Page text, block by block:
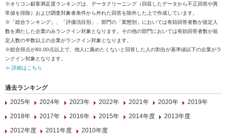
※オリコン顧客満足度ランキングは、データクリーニング（回収したデータから不正回答や異
常値を排除）および調査対象者条件から外れた回答を除外した上で作成しています。
※「総合ランキング」、「評価項目別」、部門の「業態別」においては有効回答者数が規定人
数を満たした企業のみランクイン対象となります。その他の部門においては有効回答者数が規
定人数の半数以上の企業がランクイン対象となります。
※総合得点が60.00点以上で、他人に薦めたくないと回答した人の割合が基準値以下の企業がラ
ンクイン対象となります。
≫ 詳細はこちら
過去ランキング
2025年
2024年 2023年 2022年 2021年 2020年
2019年
2018年
2017年 2016年 2015年 2014年度
2013年度
2012年度
2011年度 2010年度